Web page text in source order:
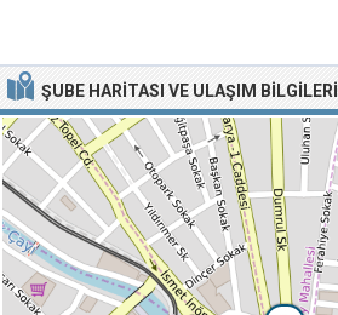
ŞUBE HARITASI VE ULAŞIM BILGILERI